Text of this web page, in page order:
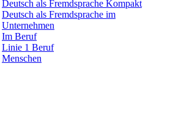
Deutsch als Fremdsprache Kompakt
Deutsch als Fremdsprache im
Unternehmen
Im Beruf
Linie 1 Beruf
Menschen